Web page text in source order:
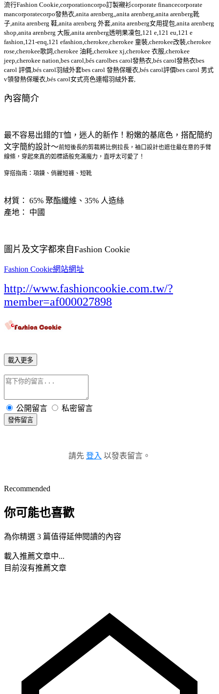
流行Fashion Cookie,corporationcorpo訂製襯衫corporate financecorporate
mancorporatecorpo發熱衣,anita arenberg,,anita arenberg,anita arenberg靴
子,anita arenberg 鞋,anita arenberg 外套,anita arenberg女用提包,anita arenberg
shop,anita arenberg 大阪,anita arenberg透明果凍包,121 e,121 eu,121 e
fashion,121-enq,121 efashion,cherokee,cherokee 童裝,cherokee改裝,cherokee
rose,cherokee歌詞,cherokee 油耗,cherokee xj,cherokee 衣服,cherokee
jeep,cherokee nation,bes carol,bés carolbes carol發熱衣,bés carol發熱衣bes
carol 評價,bés carol羽絨外套bes carol 發熱保暖衣,bés carol評價bes carol 男式
v領發熱保暖衣,bés carol女式亮色連帽羽絨外套,
內容簡介
最不容易出錯的T恤 ，迷人的新作！ 粉嫩的基底色，搭配簡約
文字簡約設計～前短後長的剪裁將比例拉長，袖口設計也遮住最在意的手臂
線條，穿起來真的如標語般充滿魔力，直呼太可愛了！
穿搭指南：項鍊、俏麗短褲、短靴
材質： 65% 聚酯纖維、35% 人造絲
產地： 中國
圖片及文字都來自Fashion Cookie
Fashion Cookie網站網址
http://www.fashioncookie.com.tw/?
member=af000027898
載入更多
公開留言 私密留言
發佈留言
請先 登入 以發表留言。
Recommended
你可能也喜歡
為你精選 3 篇值得延伸閱讀的內容
載入推薦文章中...
目前沒有推薦文章